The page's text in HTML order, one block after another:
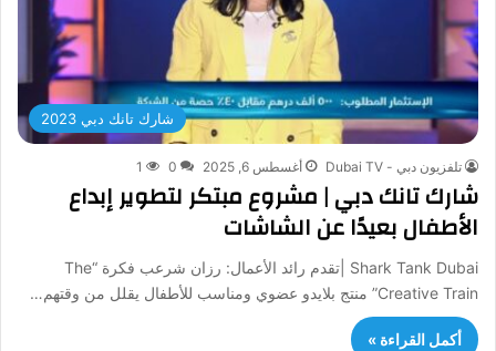
شارك تانك دبي 2023
تلفزيون دبي - Dubai TV أغسطس 6, 2025 0
1
شارك تانك دبي | مشروع مبتكر لتطوير إبداع
الأطفال بعيدًا عن الشاشات
Shark Tank Dubai |تقدم رائد الأعمال: رزان شرعب فكرة “The
Creative Train” منتج بلايدو عضوي ومناسب للأطفال يقلل من وقتهم…
أكمل القراءة »